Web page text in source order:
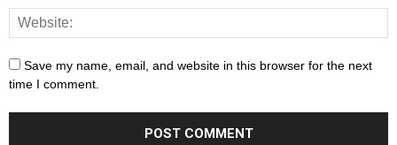
Save my name, email, and website in this browser for the next
time I comment.